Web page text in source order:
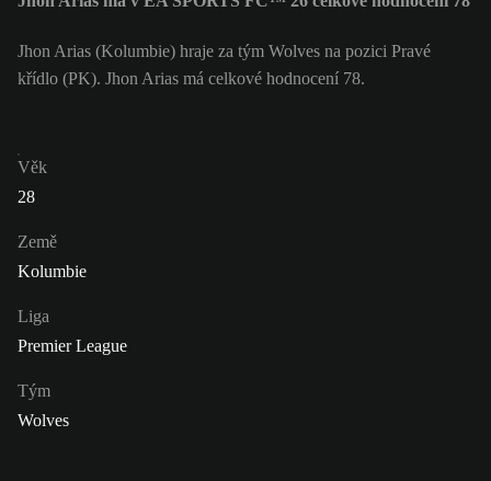
Jhon Arias (Kolumbie) hraje za tým Wolves na pozici Pravé
křídlo (PK). Jhon Arias má celkové hodnocení 78.
Věk
28
Země
Kolumbie
Liga
Premier League
Tým
Wolves